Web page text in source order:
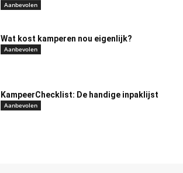
Aanbevolen
Wat kost kamperen nou eigenlijk?
Aanbevolen
KampeerChecklist: De handige inpaklijst
Aanbevolen